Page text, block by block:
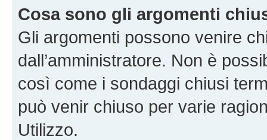
Cosa sono gli argomenti
Gli argomenti possono venire
dall’amministratore. Non è
così come i sondaggi chiusi
può venir chiuso per varie
Utilizzo.